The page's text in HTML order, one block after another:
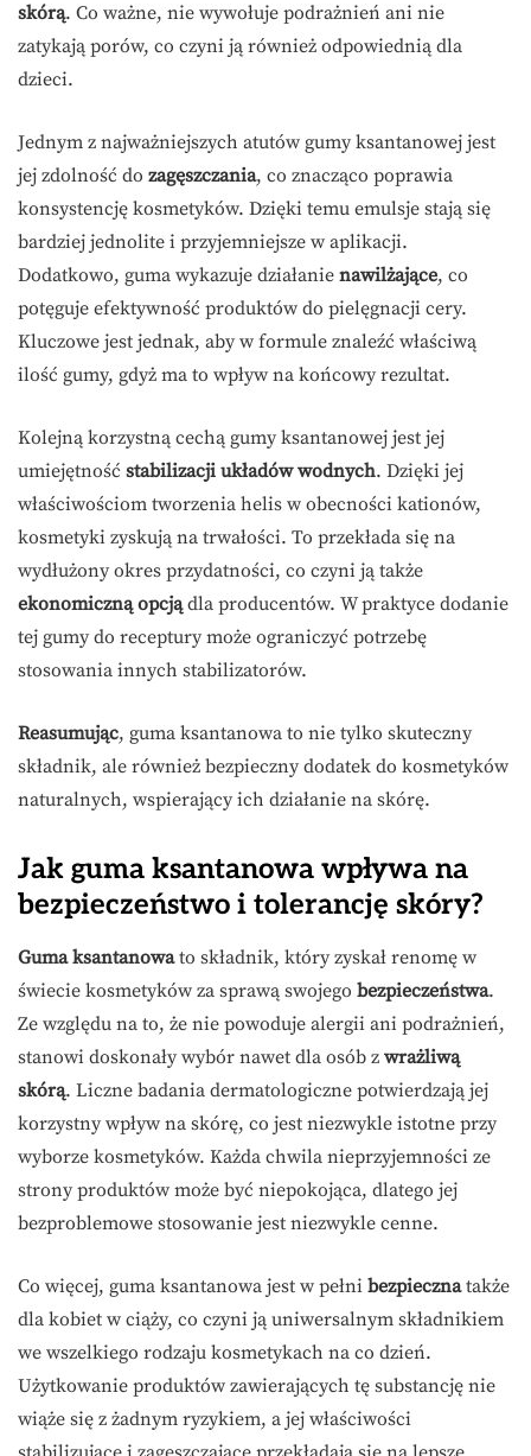
skórą. Co ważne, nie wywołuje podrażnień ani nie
zatykają porów, co czyni ją również odpowiednią dla
dzieci.
Jednym z najważniejszych atutów gumy ksantanowej jest
jej zdolność do zagęszczania, co znacząco poprawia
konsystencję kosmetyków. Dzięki temu emulsje stają się
bardziej jednolite i przyjemniejsze w aplikacji.
Dodatkowo, guma wykazuje działanie nawilżające, co
potęguje efektywność produktów do pielęgnacji cery.
Kluczowe jest jednak, aby w formule znaleźć właściwą
ilość gumy, gdyż ma to wpływ na końcowy rezultat.
Kolejną korzystną cechą gumy ksantanowej jest jej
umiejętność stabilizacji układów wodnych. Dzięki jej
właściwościom tworzenia helis w obecności kationów,
kosmetyki zyskują na trwałości. To przekłada się na
wydłużony okres przydatności, co czyni ją także
ekonomiczną opcjądla producentów. W praktyce dodanie
tej gumy do receptury może ograniczyć potrzebę
stosowania innych stabilizatorów.
Reasumując, guma ksantanowa to nie tylko skuteczny
składnik, ale również bezpieczny dodatek do kosmetyków
naturalnych, wspierający ich działanie na skórę.
Jak guma ksantanowa wpływa na
bezpieczeństwo i tolerancję skóry?
Guma ksantanowato składnik, który zyskał renomę w
świecie kosmetyków za sprawą swojego bezpieczeństwa.
Ze względu na to, że nie powoduje alergii ani podrażnień,
stanowi doskonały wybór nawet dla osób z wrażliwą
skórą. Liczne badania dermatologiczne potwierdzają jej
korzystny wpływ na skórę, co jest niezwykle istotne przy
wyborze kosmetyków. Każda chwila nieprzyjemności ze
strony produktów może być niepokojąca, dlatego jej
bezproblemowe stosowanie jest niezwykle cenne.
Co więcej, guma ksantanowa jest w pełni bezpiecznatakże
dla kobiet w ciąży, co czyni ją uniwersalnym składnikiem
we wszelkiego rodzaju kosmetykach na co dzień.
Użytkowanie produktów zawierających tę substancję nie
wiąże się z żadnym ryzykiem, a jej właściwości